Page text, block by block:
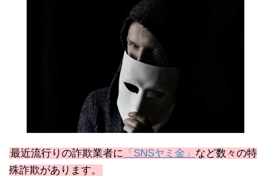
最近流行りの詐欺業者に 「SNSヤミ金」 など数々の特
殊詐欺があります。